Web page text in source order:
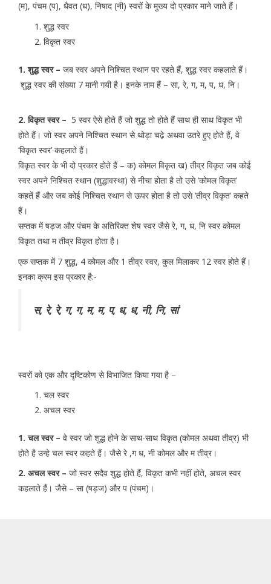
(म), पंचम (प), धैवत (ध), निषाद (नी) स्वरों के मुख्य दो प्रकार माने जाते हैं।
शुद्ध स्वर
विकृत स्वर
1. शुद्ध स्वर – जब स्वर अपने निश्चित स्थान पर रहते हैं, शुद्ध स्वर कहलाते हैं।
शुद्ध स्वर की संख्या 7 मानी गयी है। इनके नाम हैं – सा, रे, ग, म, प, ध, नि।
2. विकृत स्वर – 5 स्वर ऐसे होते हैं जो शुद्ध तो होते हैं साथ ही साथ विकृत भी
होते हैं। जो स्वर अपने निश्चित स्थान से थोड़ा चढे़ अथवा उतरे हुए होते हैं, वे
‘विकृत स्वर’ कहलाते हैं।
विकृत स्वर के भी दो प्रकार होते हैं – क) कोमल विकृत ख) तीव्र विकृत जब कोई
स्वर अपने निश्चित स्थान (शुद्धावस्था) से नीचा होता है तो उसे ‘कोमल विकृत’
कहतें हैं और जब कोई निश्चित स्थान से ऊपर होता है तो उसे ‘तीव्र विकृत’ कहते
हैं।
सप्तक में षड़ज और पंचम के अतिरिक्त शेष स्वर जैसे रे, ग, ध, नि स्वर कोमल
विकृत तथा म तीव्र विकृत होता है।
एक सप्तक में 7 शुद्ध, 4 कोमल और 1 तीव्र स्वर, कुल मिलाकर 12 स्वर होते हैं।
इनका क्रम इस प्रकार है:-
स, रे, रे, ग, ग, म, म, प, ध, ध, नी, नि, सां
स्वरों को एक और दृष्टिकोण से विभाजित किया गया है –
चल स्वर
अचल स्वर
1. चल स्वर – वे स्वर जो शुद्ध होने के साथ-साथ विकृत (कोमल अथवा तीव्र) भी
होते है उन्हे चल स्वर कहते हैं। जैसे रे ,ग ध, नी कोमल और म तीव्र।
2. अचल स्वर – जो स्वर सदैव शुद्ध होते हैं, विकृत कभी नहीं होते, अचल स्वर
कहलाते हैं। जैसे – सा (षड़ज) और प (पंचम)।